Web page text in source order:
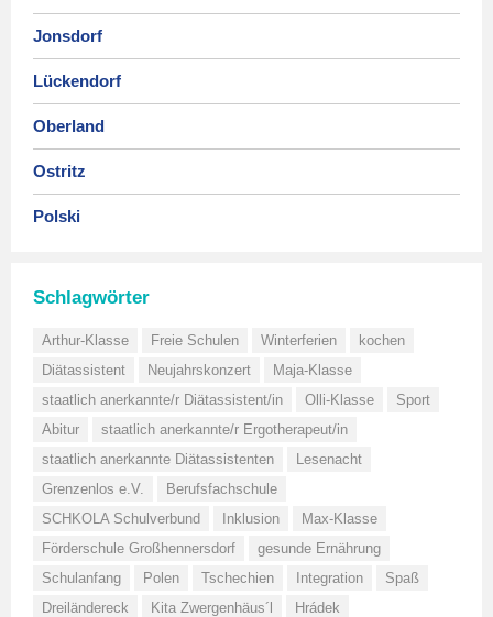
Jonsdorf
Lückendorf
Oberland
Ostritz
Polski
Schlagwörter
Arthur-Klasse Freie Schulen Winterferien
kochen
Diätassistent
Neujahrskonzert
Maja-Klasse
staatlich anerkannte/r Diätassistent/in
Olli-Klasse
Sport
Abitur
staatlich anerkannte/r Ergotherapeut/in
staatlich anerkannte Diätassistenten
Lesenacht
Grenzenlos e.V.
Berufsfachschule
SCHKOLA Schulverbund
Inklusion
Max-Klasse
Förderschule Großhennersdorf
gesunde Ernährung
Schulanfang
Polen Tschechien Integration
Spaß
Dreiländereck
Kita Zwergenhäus´l
Hrádek